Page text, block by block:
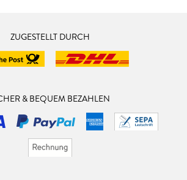
ZUGESTELLT DURCH
& BEQUEM BEZAHLEN